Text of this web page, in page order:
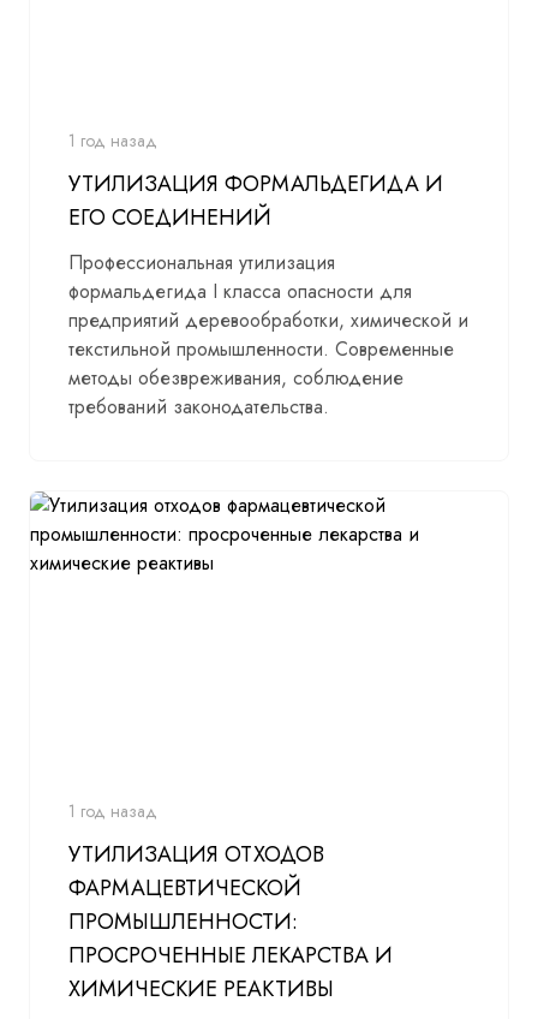
1 год назад
УТИЛИЗАЦИЯ ФОРМАЛЬДЕГИДА И
ЕГО СОЕДИНЕНИЙ
Профессиональная утилизация
формальдегида I класса опасности для
предприятий деревообработки, химической и
текстильной промышленности. Современные
методы обезвреживания, соблюдение
требований законодательства.
1 год назад
УТИЛИЗАЦИЯ ОТХОДОВ
ФАРМАЦЕВТИЧЕСКОЙ
ПРОМЫШЛЕННОСТИ:
ПРОСРОЧЕННЫЕ ЛЕКАРСТВА И
ХИМИЧЕСКИЕ РЕАКТИВЫ